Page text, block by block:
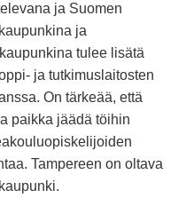
ja Suomen
ja
tulee lisätä
ja tutkimuslaitosten
On tärkeää, että
paikka jäädä töihin
Tampereen on oltava